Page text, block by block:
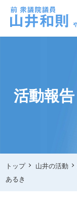
活動報告
トップ 山井の活動
あるき